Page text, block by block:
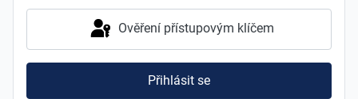
Ověření přístupovým klíčem
Přihlásit se